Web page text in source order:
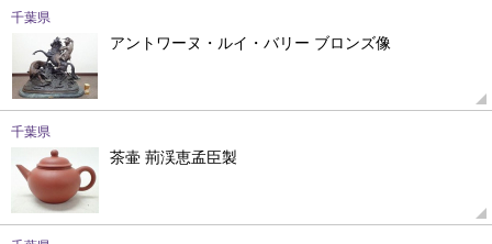
千葉県
アントワーヌ・ルイ・バリー ブロンズ像
千葉県
茶壷 荊渓恵孟臣製